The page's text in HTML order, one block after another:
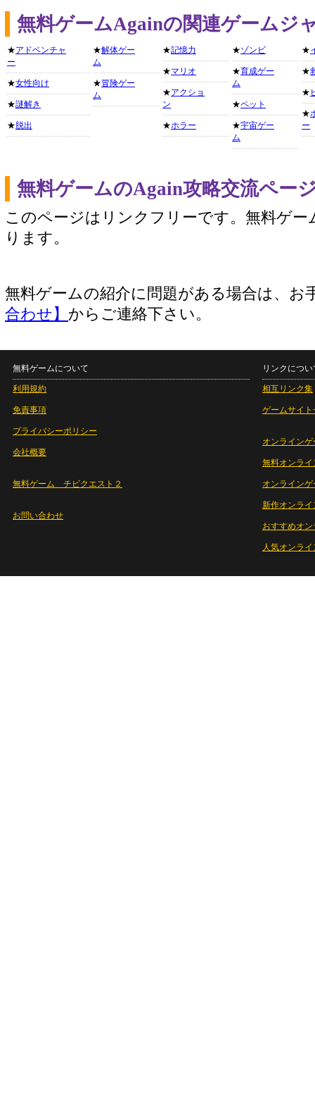
無料ゲームAgainの関連ゲームジ
★アドベンチャ
ー
★女性向け
★謎解き
★ 脱出
★解体ゲー
ム
★冒険ゲー
ム
★記憶力
★マリオ
★アクショ
ン
★ホラー
★ゾンビ
★育成ゲー
ム
★ペット
★宇宙ゲー
ム
★
★
★
★
ー
無料ゲームのAgain攻略交流ペー
このページはリンクフリーです。無料ゲー
ります。
無料ゲームの紹介に問題がある場合は、お
合わせ】 からご連絡下さい。
無料ゲームについて
利用規約
免責事項
プライバシーポリシー
会社概要
無料ゲーム チビクエスト２
お問い合わせ
リンクについ
相互リンク集
ゲームサイト
オンラインゲ
無料オンライ
オンライン
新作オンライ
おすすめオ
人気オンラ